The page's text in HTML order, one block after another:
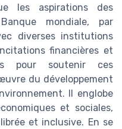
les aspirations des
mondiale, par
diverses institutions
financières et
pour soutenir ces
du développement
Il englobe
et sociales,
et inclusive. En se